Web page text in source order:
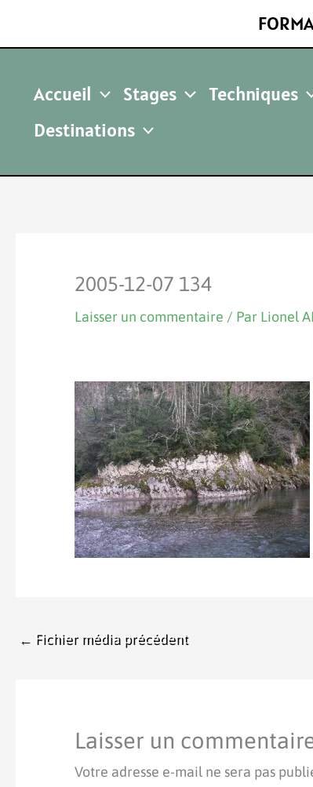
Accueil Stages
Techniques
Destinations
2005-12-07 134
Laisser un commentaire / Par Lionel
← Fichier média précédent
Laisser un
Votre adresse e-mail ne sera pas